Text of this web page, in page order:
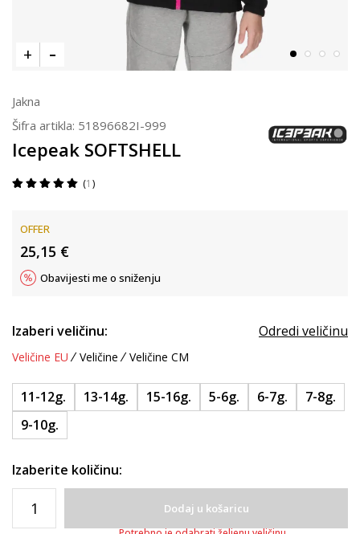
Jakna
Šifra artikla: 51896682I-999
Icepeak SOFTSHELL
1
OFFER
25,15 €
Obavijesti me o sniženju
Izaberi veličinu: Odredi veličinu
Veličine EU Veličine Veličine CM
11-12g. 13-14g. 15-16g. 5-6g. 6-7g.
7-8g.
9-10g.
Izaberite količinu:
Dodaj u košaricu